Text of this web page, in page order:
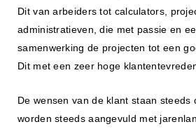
Dit van arbeiders tot calculators,
administratieven, die met passie en
samenwerking de projecten tot een
Dit met een zeer hoge
De wensen van de klant staan steeds
worden steeds aangevuld met